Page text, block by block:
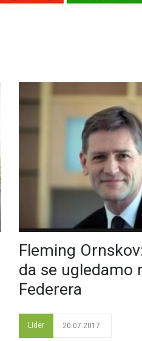
Fleming
da se ugledamo
Federera
Lider 20.07.2017.